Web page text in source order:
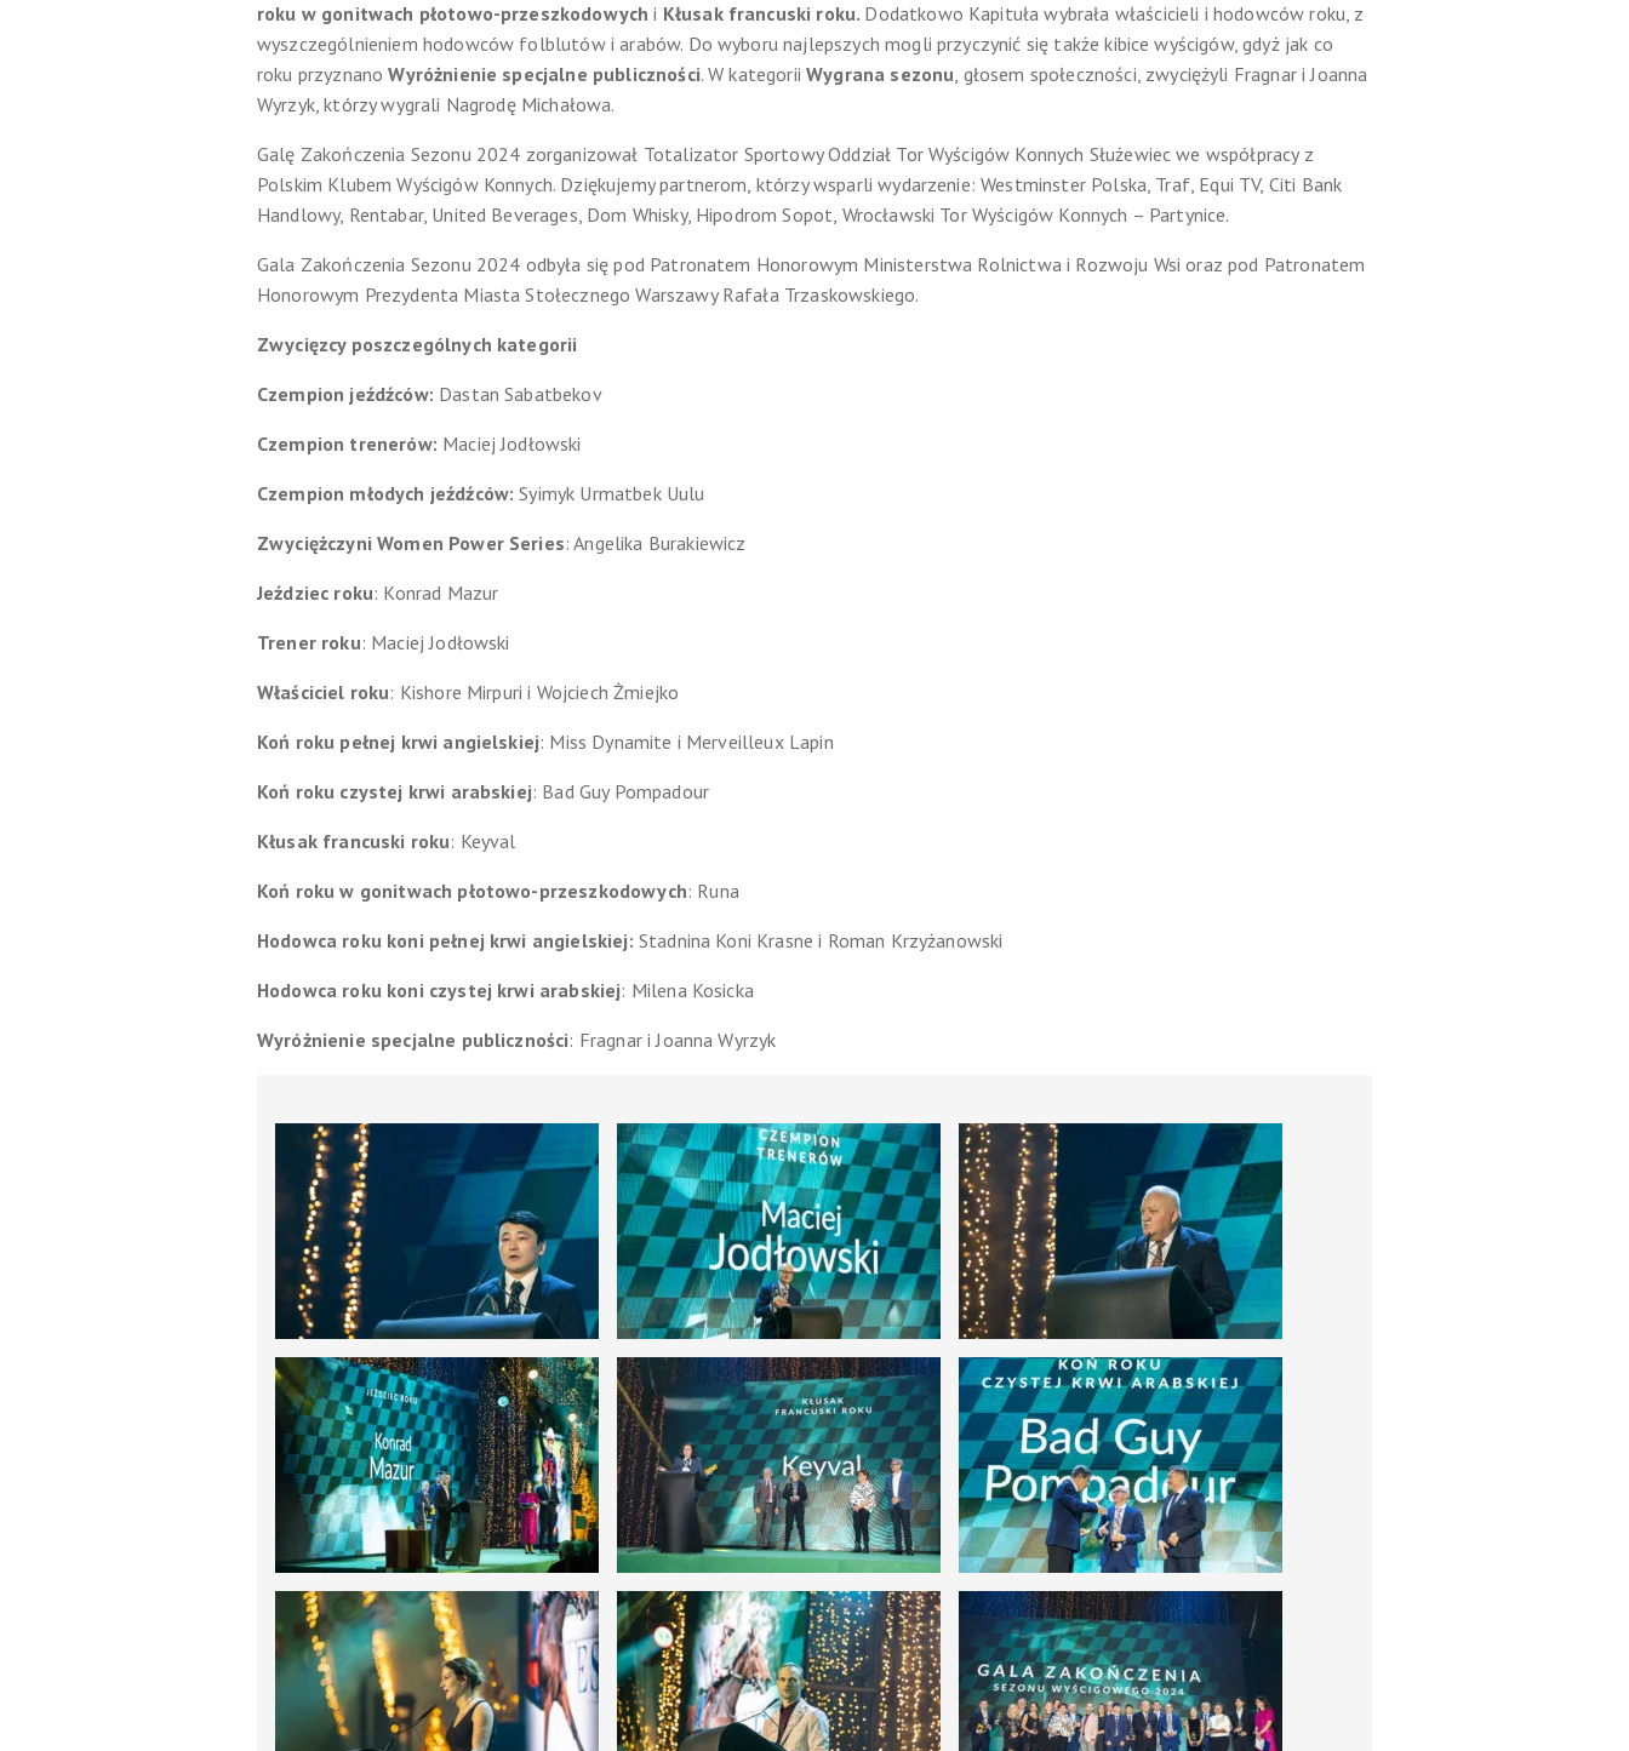
roku w gonitwach płotowo-przeszkodowychi Kłusak francuski roku. Dodatkowo Kapituła wybrała właścicieli i hodowców roku, z
wyszczególnieniem hodowców folblutów i arabów. Do wyboru najlepszych mogli przyczynić się także kibice wyścigów, gdyż jak co
roku przyznanoWyróżnienie specjalne publiczności. W kategoriiWygrana sezonu, głosem społeczności, zwyciężyli Fragnar i Joanna
Wyrzyk, którzy wygrali Nagrodę Michałowa.
Galę Zakończenia Sezonu 2024 zorganizował Totalizator Sportowy Oddział Tor Wyścigów Konnych Służewiec we współpracy z
Polskim Klubem Wyścigów Konnych. Dziękujemy partnerom, którzy wsparli wydarzenie: Westminster Polska, Traf, Equi TV, Citi Bank
Handlowy, Rentabar, United Beverages, Dom Whisky, Hipodrom Sopot, Wrocławski Tor Wyścigów Konnych – Partynice.
Gala Zakończenia Sezonu 2024 odbyła się pod Patronatem Honorowym Ministerstwa Rolnictwa i Rozwoju Wsi oraz pod Patronatem
Honorowym Prezydenta Miasta Stołecznego Warszawy Rafała Trzaskowskiego.
Zwycięzcy poszczególnych kategorii
Czempion jeźdźców: Dastan Sabatbekov
Czempion trenerów: Maciej Jodłowski
Czempion młodych jeźdźców:Syimyk Urmatbek Uulu
Zwyciężczyni Women Power Series: Angelika Burakiewicz
Jeździec roku: Konrad Mazur
Trener roku: Maciej Jodłowski
Właściciel roku: Kishore Mirpuri i Wojciech Żmiejko
Koń roku pełnej krwi angielskiej: Miss Dynamite i Merveilleux Lapin
Koń roku czystej krwi arabskiej: Bad Guy Pompadour
Kłusak francuski roku: Keyval
Koń roku w gonitwach płotowo-przeszkodowych: Runa
Hodowca roku koni pełnej krwi angielskiej: Stadnina Koni Krasne i Roman Krzyżanowski
Hodowca roku koni czystej krwi arabskiej: Milena Kosicka
Wyróżnienie specjalne publiczności: Fragnar i Joanna Wyrzyk